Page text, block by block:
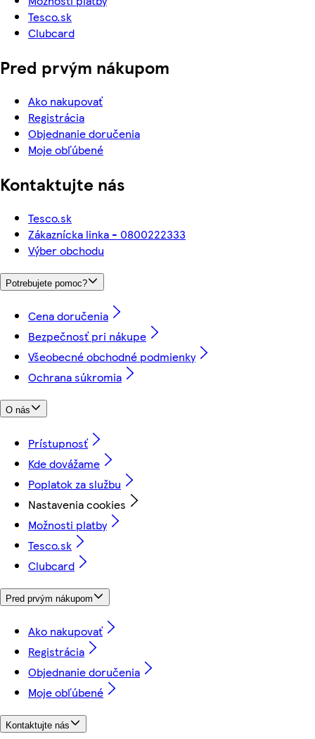
Tesco.sk
Clubcard
Pred prvým nákupom
Ako nakupovať
Registrácia
Objednanie doručenia
Moje obľúbené
Kontaktujte nás
Tesco.sk
Zákaznícka linka - 0800222333
Výber obchodu
Potrebujete pomoc?
Cena doručenia
Bezpečnosť pri nákupe
Všeobecné obchodné podmienky
Ochrana súkromia
O nás
Prístupnosť
Kde dovážame
Poplatok za službu
Nastavenia cookies
Možnosti platby
Tesco.sk
Clubcard
Pred prvým nákupom
Ako nakupovať
Registrácia
Objednanie doručenia
Moje obľúbené
Kontaktujte nás